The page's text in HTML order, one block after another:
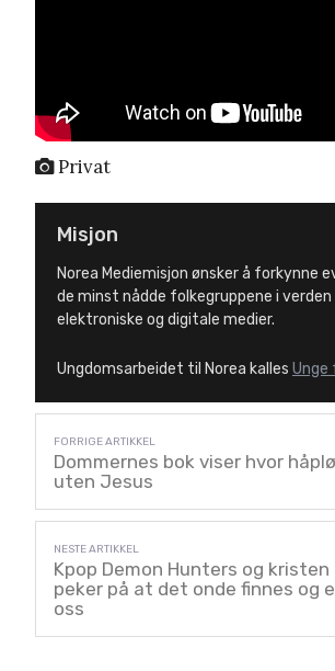
Privat
Misjon
Norea Mediemisjon ønsker å forkynne
de minst nådde folkegruppene i verden
elektroniske og digitale medier.
Ungdomsarbeidet til Norea kalles Unge
Dommernes bok viser hvor
uten Jesus
Kpop Demon Hunters og
peker på at det onde finnes og
oss